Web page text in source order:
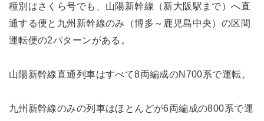
種別はさくら号でも、山陽新幹線（新大阪駅まで）へ直
通する便と九州新幹線のみ（博多～鹿児島中央）の区間
運転便の2パターンがある。
山陽新幹線直通列車はすべて8両編成のN700系で運転。
九州新幹線のみの列車はほとんどが6両編成の800系で運